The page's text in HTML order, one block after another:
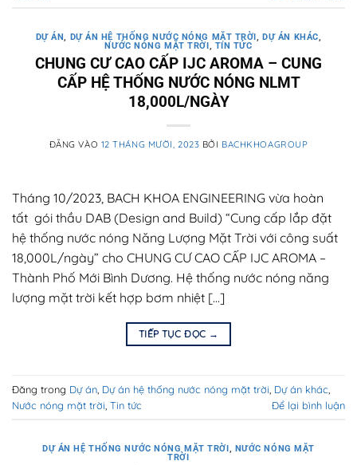
DỰ ÁN DỰ ÁN HỆ THỐNG NƯỚC NÓNG MẶT TRỜI ,DỰ ÁN KHÁC
NƯỚC NÓNG MẶT TRỜI
TIN TỨC
CHUNG CƯ CAO CẤP IJC AROMA – CUNG
CẤP HỆ THỐNG NƯỚC NÓNG NLMT
18,000L/NGÀY
ĐĂNG VÀO 12 THÁNG MƯỜI, 2023 BỞI BACHKHOAGROUP
Tháng 10/2023, BACH KHOA ENGINEERING vừa hoàn
tất gói thầu DAB (Design and Build) “Cung cấp lắp đặt
hệ thống nước nóng Năng Lượng Mặt Trời với công suất
18,000L/ngày” cho CHUNG CƯ CAO CẤP IJC AROMA –
Thành Phố Mới Bình Dương. Hệ thống nước nóng năng
lượng mặt trời kết hợp bơm nhiệt […]
TIẾP TỤC ĐỌC →
Đăng trong Dự án Dự án hệ thống nước nóng mặt trời Dự án khác
Nước nóng mặt trời Tin tức Để lại bình luận
DỰ ÁN HỆ THỐNG NƯỚC NÓNG MẶT TRỜI , NƯỚC NÓNG MẶT
TRỜI